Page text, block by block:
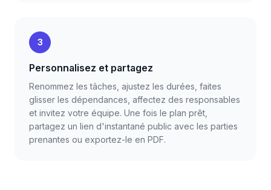
3
Personnalisez et partagez
Renommez les tâches, ajustez les durées, faites
glisser les dépendances, affectez des responsables
et invitez votre équipe. Une fois le plan prêt,
partagez un lien d'instantané public avec les parties
prenantes ou exportez-le en PDF.